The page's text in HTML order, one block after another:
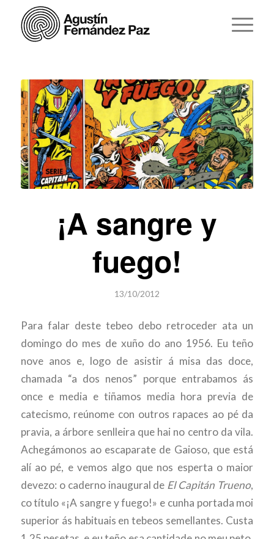
¡A sangre y
fuego!
13/10/2012
Para falar deste tebeo debo retroceder ata un
domingo do mes de xuño do ano 1956. Eu teño
nove anos e, logo de asistir á misa das doce,
chamada “a dos nenos” porque entrabamos ás
once e media e tiñamos media hora previa de
catecismo, reúnome con outros rapaces ao pé da
pravia, a árbore senlleira que hai no centro da vila.
Achegámonos ao escaparate de Gaioso, que está
alí ao pé, e vemos algo que nos esperta o maior
devezo: o caderno inaugural de El Capitán Trueno,
co título «¡A sangre y fuego!» e cunha portada moi
superior ás habituais en tebeos semellantes. Custa